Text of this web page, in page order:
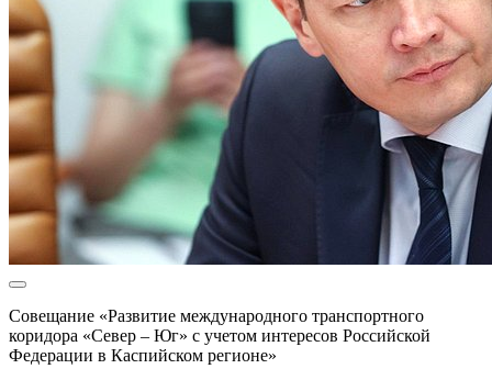
Совещание «Развитие международного транспортного
коридора «Север – Юг» с учетом интересов Российской
Федерации в Каспийском регионе»